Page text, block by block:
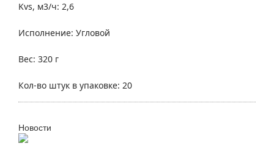
Kvs, м3/ч: 2,6
Исполнение: Угловой
Вес: 320 г
Кол-во штук в упаковке: 20
Новости